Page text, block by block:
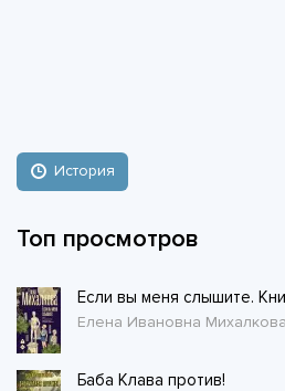
История
Топ просмотров
Если вы меня слышите.
Елена Ивановна Михалкова
Баба Клава против!